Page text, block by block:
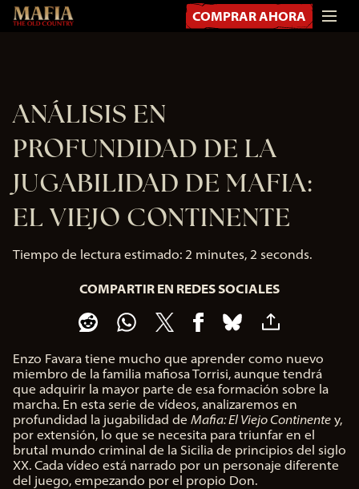
COMPRAR AHORA
ANÁLISIS EN
PROFUNDIDAD DE LA
JUGABILIDAD DE MAFIA:
EL VIEJO CONTINENTE
Tiempo de lectura estimado 2 minutes, 2 seconds
COMPARTIR EN REDES SOCIALES
Enzo Favara tiene mucho que aprender como nuevo
miembro de la familia mafiosa Torrisi, aunque tendrá
que adquirir la mayor parte de esa formación sobre la
marcha. En esta serie de vídeos, analizaremos en
profundidad la jugabilidad de Mafia: El Viejo Continente y,
por extensión, lo que se necesita para triunfar en el
brutal mundo criminal de la Sicilia de principios del siglo
XX. Cada vídeo está narrado por un personaje diferente
del juego, empezando por el propio Don.